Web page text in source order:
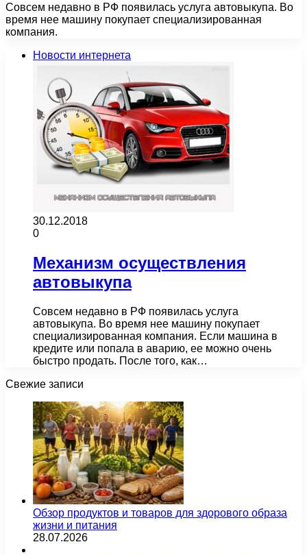
Совсем недавно в РФ появилась услуга автовыкупа. Во
время нее машину покупает специализированная
компания.
Новости интернета
30.12.2018
0
Механизм осуществления
автовыкупа
Совсем недавно в РФ появилась услуга
автовыкупа. Во время нее машину покупает
специализированная компания. Если машина в
кредите или попала в аварию, ее можно очень
быстро продать. После того, как…
Свежие записи
Обзор продуктов и товаров для здорового образа
жизни и питания
28.07.2026